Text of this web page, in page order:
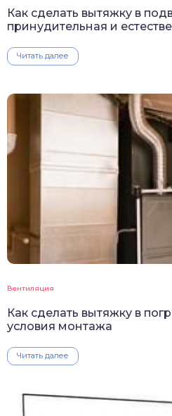
Как сделать вытяжку в
принудительная и
Читать далее
Вентиляция
Как сделать вытяжку в
условия монтажа
Читать далее